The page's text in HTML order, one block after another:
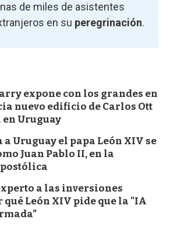
de miles de asistentes
en su peregrinación.
expone con los grandes en
nuevo edificio de Carlos Ott
en Uruguay
a Uruguay el papa León XIV se
Juan Pablo II, en la
a las inversiones
León XIV pide que la "IA